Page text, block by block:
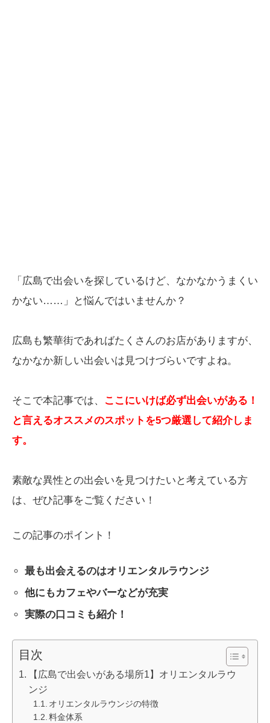
「広島で出会いを探しているけど、なかなかうまくい
かない……」と悩んではいませんか？
広島も繁華街であればたくさんのお店がありますが、
なかなか新しい出会いは見つけづらいですよね。
そこで本記事では、
ここにいけば必ず出会いがある！
と言えるオススメのスポットを5つ厳選して紹介しま
す。
素敵な異性との出会いを見つけたいと考えている方
は、ぜひ記事をご覧ください！
この記事のポイント！
最も出会えるのはオリエンタルラウンジ
他にもカフェやバーなどが充実
実際の口コミも紹介！
目次
【広島で出会いがある場所1】オリエンタルラウ
ンジ
オリエンタルラウンジの特徴
料金体系